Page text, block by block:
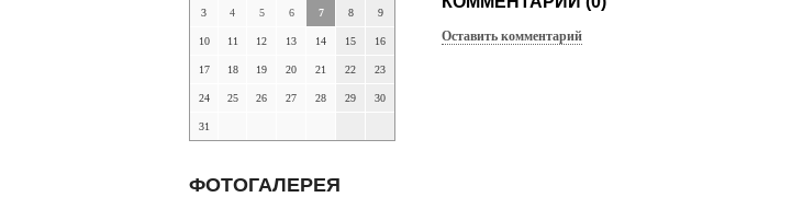
3 4 5 6 7 8 9
10 11 12 13 14 15 16
17 18 19 20 21 22 23
24 25 26 27 28 29 30
31
ФОТОГАЛЕРЕЯ
Оставить комментарий